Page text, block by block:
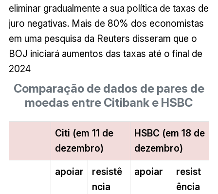
eliminar gradualmente a sua política de taxas de
juro negativas. Mais de 80% dos economistas
em uma pesquisa da Reuters disseram que o
BOJ iniciará aumentos das taxas até o final de
2024
Comparação de dados de pares de
moedas entre Citibank e HSBC
Citi (em 11 de
dezembro)
HSBC (em 18 de
dezembro)
apoiar
resistê
ncia
apoiar
resist
ência